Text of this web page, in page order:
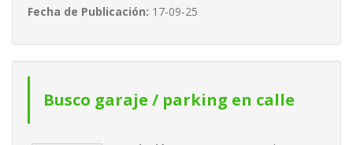
Fecha de Publicación: 17-09-25
Busco garaje / parking en calle